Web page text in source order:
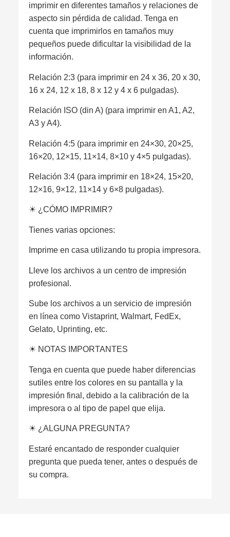
imprimir en diferentes tamaños y relaciones de
aspecto sin pérdida de calidad. Tenga en
cuenta que imprimirlos en tamaños muy
pequeños puede dificultar la visibilidad de la
información.
Relación 2:3 (para imprimir en 24 x 36, 20 x 30,
16 x 24, 12 x 18, 8 x 12 y 4 x 6 pulgadas).
Relación ISO (din A) (para imprimir en A1, A2,
A3 y A4).
Relación 4:5 (para imprimir en 24×30, 20×25,
16×20, 12×15, 11×14, 8×10 y 4×5 pulgadas).
Relación 3:4 (para imprimir en 18×24, 15×20,
12×16, 9×12, 11×14 y 6×8 pulgadas).
☀︎ ¿CÓMO IMPRIMIR?
Tienes varias opciones:
Imprime en casa utilizando tu propia impresora.
Lleve los archivos a un centro de impresión
profesional.
Sube los archivos a un servicio de impresión
en línea como Vistaprint, Walmart, FedEx,
Gelato, Uprinting, etc.
☀︎ NOTAS IMPORTANTES
Tenga en cuenta que puede haber diferencias
sutiles entre los colores en su pantalla y la
impresión final, debido a la calibración de la
impresora o al tipo de papel que elija.
☀︎ ¿ALGUNA PREGUNTA?
Estaré encantado de responder cualquier
pregunta que pueda tener, antes o después de
su compra.